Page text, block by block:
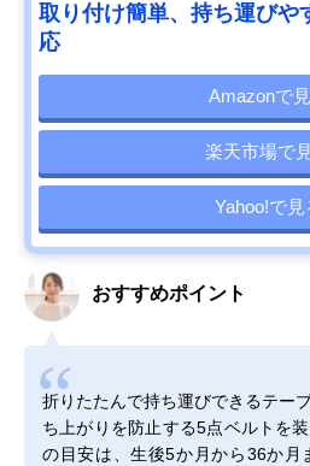
取り付け簡単、持ち運びや
応
Amazonで
楽天市場で
Yahoo!で見
おすすめポイント
折りたたんで持ち運びできるテー
ち上がりを防止する5点ベルトを
の目安は、生後5か月から36か月